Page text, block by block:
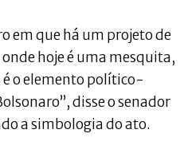
em que há um projeto de
hoje é uma mesquita,
o elemento político-
disse o senador
a simbologia do ato.